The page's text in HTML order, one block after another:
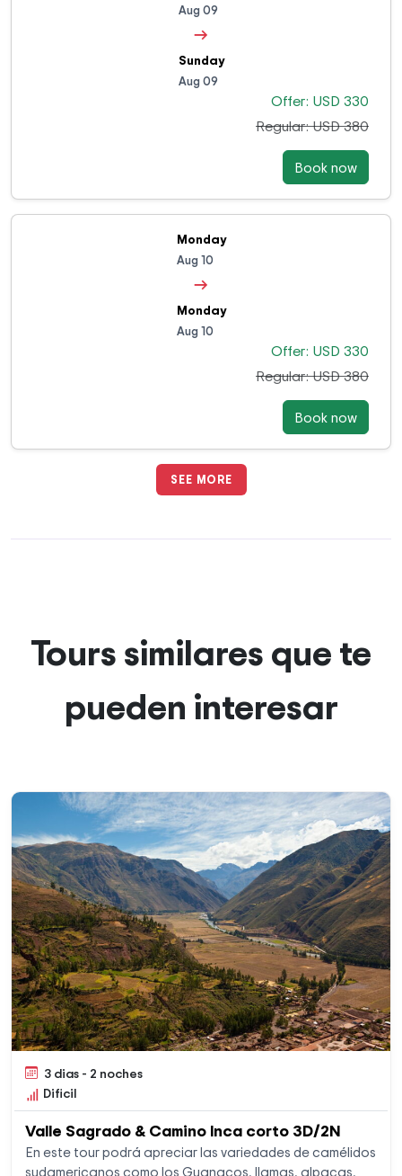
Aug 09
→
Sunday
Aug 09
Offer: USD 330
Regular: USD 380
Book now
Monday
Aug 10
→
Monday
Aug 10
Offer: USD 330
Regular: USD 380
Book now
SEE MORE
Tours similares que te
pueden interesar
3 dias - 2 noches
Dificil
Valle Sagrado & Camino Inca corto 3D/2N
En este tour podrá apreciar las variedades de camélidos
sudamericanos como los Guanacos, llamas, alpacas,